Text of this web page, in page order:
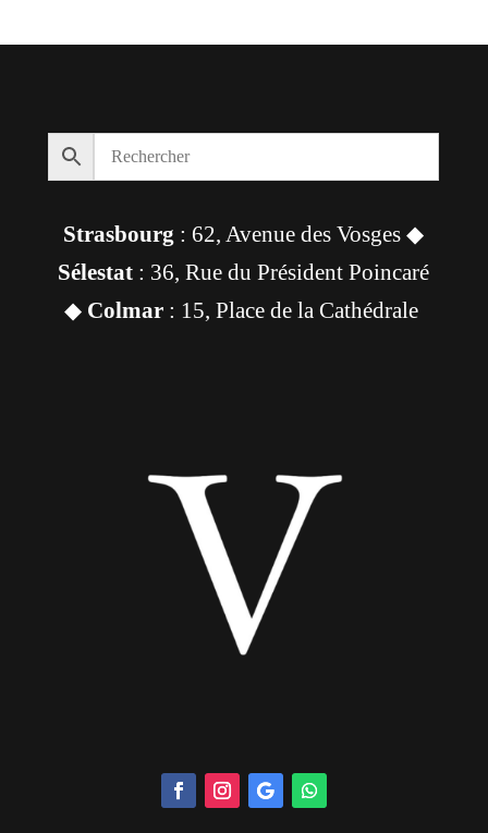
Strasbourg : 62, Avenue des Vosges ◆
Sélestat : 36, Rue du Président Poincaré
◆ Colmar: 15, Place de la Cathédrale